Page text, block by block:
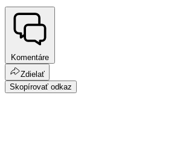
Komentáre
Zdielať
Skopírovať odkaz